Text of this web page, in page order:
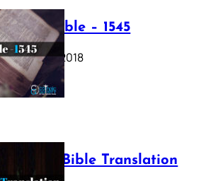
Luther Bible – 1545
October 17, 2018
Webster Bible Translation